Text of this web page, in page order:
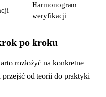
Harmonogram
weryfikacji
po kroku
rozłożyć na konkretne
przejść od teorii do praktyki